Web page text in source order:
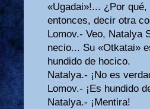
«Ugadai»!... ¿Por qué,
entonces, decir otra
Lomov.- Veo, Natalya
necio... Su «Otkatai»
hundido de hocico.
Natalya.- ¡No es
Lomov.- ¡Es hundido
Natalya.- ¡Mentira!